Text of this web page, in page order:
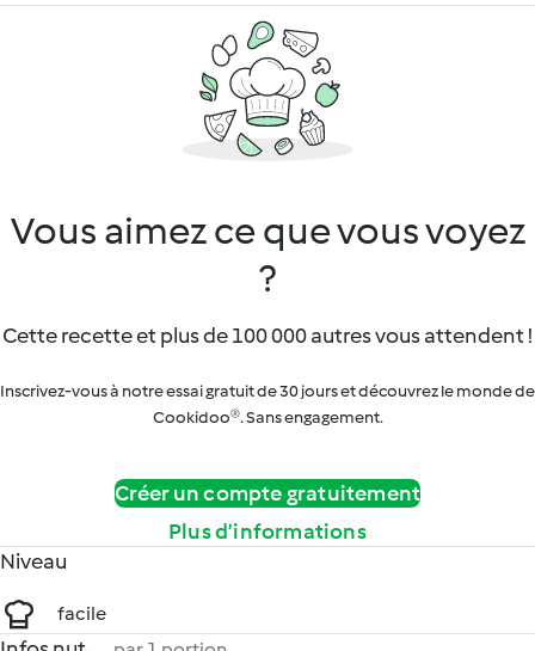
Vous aimez ce que vous voyez
?
Cette recette et plus de 100 000 autres vous attendent !
Inscrivez-vous à notre essai gratuit de 30 jours et découvrez le monde de
Cookidoo®. Sans engagement.
Créer un compte gratuitement
Plus d’informations
Niveau
facile